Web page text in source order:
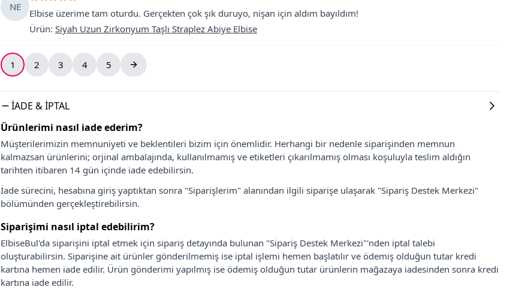
NE
Elbise üzerime tam oturdu. Gerçekten çok şık duruyo, nişan için aldım bayıldım!
Ürün: Siyah Uzun Zirkonyum Taşlı Straplez Abiye Elbise
1 2 3 4 5
İADE & İPTAL
Ürünlerimi nasıl iade ederim?
Müşterilerimizin memnuniyeti ve beklentileri bizim için önemlidir. Herhangi bir nedenle siparişinden memnun
kalmazsan ürünlerini; orjinal ambalajında, kullanılmamış ve etiketleri çıkarılmamış olması koşuluyla teslim aldığın
tarihten itibaren 14 gün içinde iade edebilirsin.
İade sürecini, hesabına giriş yaptıktan sonra "Siparişlerim" alanından ilgili siparişe ulaşarak "Sipariş Destek Merkezi"
bölümünden gerçekleştirebilirsin.
Siparişimi nasıl iptal edebilirim?
ElbiseBul'da siparişini iptal etmek için sipariş detayında bulunan "Sipariş Destek Merkezi"'nden iptal talebi
oluşturabilirsin. Siparişine ait ürünler gönderilmemiş ise iptal işlemi hemen başlatılır ve ödemiş olduğun tutar kredi
kartına hemen iade edilir. Ürün gönderimi yapılmış ise ödemiş olduğun tutar ürünlerin mağazaya iadesinden sonra kredi
kartına iade edilir.